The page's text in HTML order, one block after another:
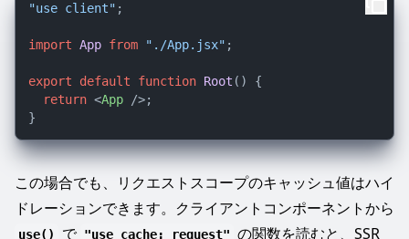
"use client" ;
import App from "./App.jsx" ;
export default function Root ( ) {
return <App />;
この場合でも、リクエストスコープのキャッシュ値はハイ
ドレーションできます。クライアントコンポーネントから
use() で "use cache: request" の関数を読むと、SSR